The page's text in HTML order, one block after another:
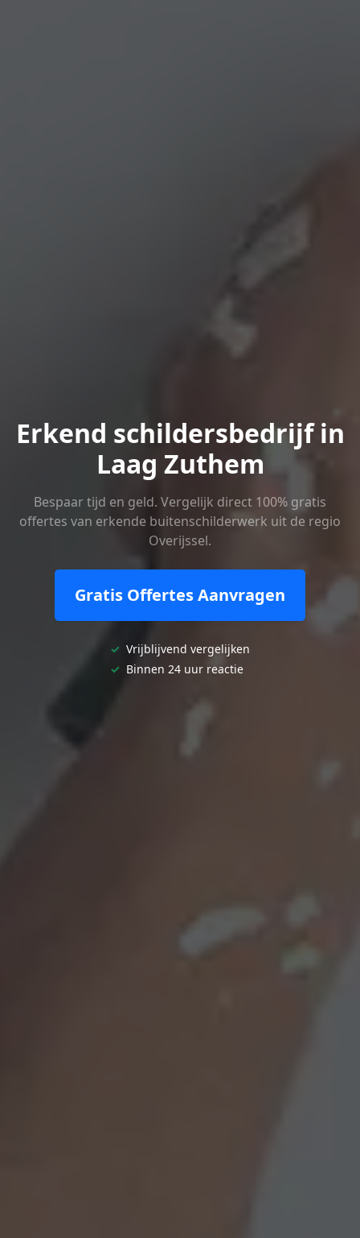
Erkend schildersbedrijf in
Laag Zuthem
Bespaar tijd en geld. Vergelijk direct 100% gratis
offertes van erkende buitenschilderwerk uit de regio
Overijssel.
Gratis Offertes Aanvragen
✓ Vrijblijvend vergelijken
✓ Binnen 24 uur reactie